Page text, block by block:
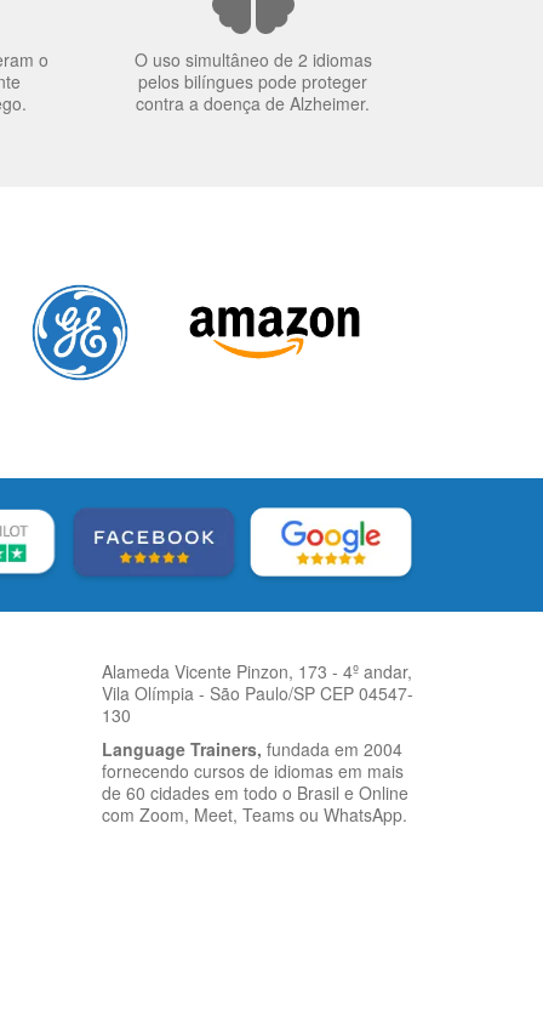
o
O uso simultâneo de 2 idiomas
pelos bilíngues pode proteger
contra a doença de Alzheimer.
Alameda Vicente Pinzon, 173 - 4º andar,
Vila Olímpia - São Paulo/SP CEP 04547-
130
Language Trainers, fundada em 2004
fornecendo cursos de idiomas em mais
de 60 cidades em todo o Brasil e Online
com Zoom, Meet, Teams ou WhatsApp.